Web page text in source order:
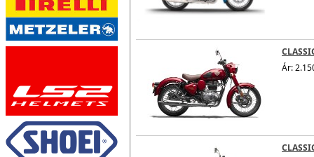
Ár: